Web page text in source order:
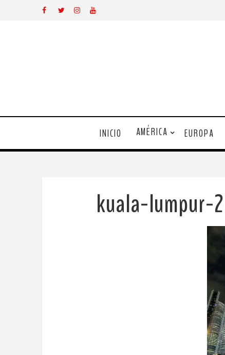
INICIO AMÉRICA EUROPA
kuala-lumpur-